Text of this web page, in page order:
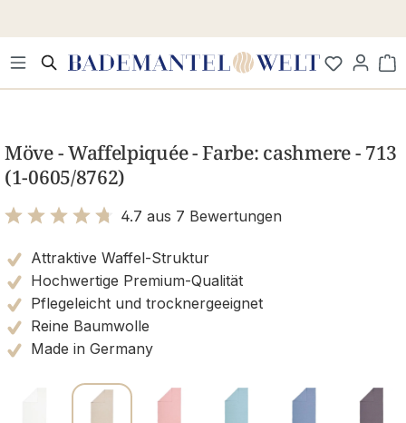
Möve - Waffelpiquée - Farbe: cashmere - 713
(1-0605/8762)
4.7 aus 7 Bewertungen
Attraktive Waffel-Struktur
Hochwertige Premium-Qualität
Pflegeleicht und trocknergeeignet
Reine Baumwolle
Made in Germany